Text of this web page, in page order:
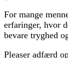
For mange
erfaringer, hvor
bevare tryghed
Pleaser adfærd